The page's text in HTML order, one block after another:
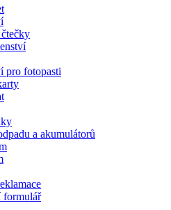
pro fotopasti
a akumulátorů
formulář